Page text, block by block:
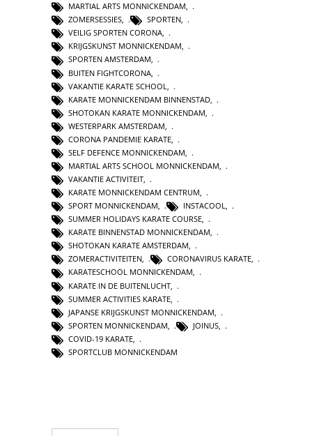
MARTIAL ARTS MONNICKENDAM,
ZOMERSESSIES, SPORTEN,
VEILIG SPORTEN CORONA,
KRIJGSKUNST MONNICKENDAM,
SPORTEN AMSTERDAM,
BUITEN FIGHTCORONA
VAKANTIE KARATE SCHOOL
KARATE MONNICKENDAM BINNENSTAD
SHOTOKAN KARATE MONNICKENDAM
WESTERPARK AMSTERDAM
CORONA PANDEMIE KARATE
SELF DEFENCE MONNICKENDAM
MARTIAL ARTS SCHOOL MONNICKENDAM
VAKANTIE ACTIVITEIT,
KARATE MONNICKENDAM CENTRUM,
SPORT MONNICKENDAM, INSTACOOL,
SUMMER HOLIDAYS KARATE COURSE,
KARATE BINNENSTAD MONNICKENDAM,
SHOTOKAN KARATE AMSTERDAM,
ZOMERACTIVITEITEN, CORONAVIRUS KARATE,
KARATESCHOOL MONNICKENDAM,
KARATE IN DE BUITENLUCHT
SUMMER ACTIVITIES KARATE
JAPANSE KRIJGSKUNST MONNICKENDAM
SPORTEN MONNICKENDAM
JOINUS
COVID-19 KARATE
SPORTCLUB MONNICKENDAM